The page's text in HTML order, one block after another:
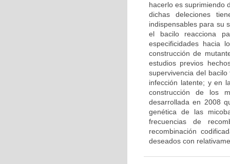
hacerlo es suprimiendo
dichas deleciones
indispensables para su
el bacilo reacciona
especificidades hacia
construcción de
estudios previos
supervivencia del
infección latente; y en
construcción de los
desarrollada en 2008
genética de las
frecuencias de
recombinación
deseados con